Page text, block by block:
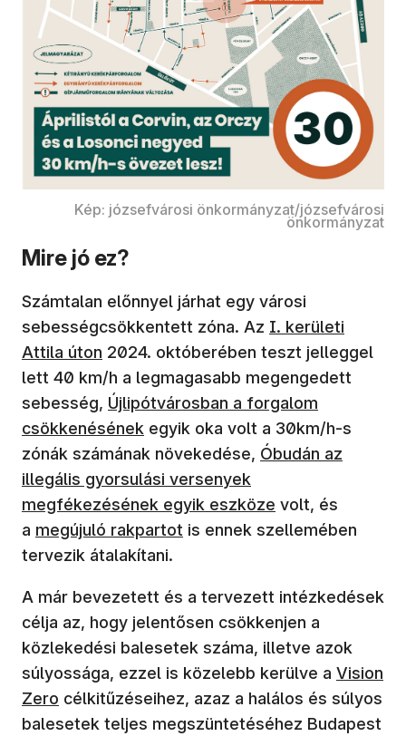
Kép: józsefvárosi önkormányzat/józsefvárosi
önkormányzat
Mire jó ez?
Számtalan előnnyel járhat egy városi
sebességcsökkentett zóna. Az I. kerületi
Attila úton 2024. októberében teszt jelleggel
lett 40 km/h a legmagasabb megengedett
sebesség, Újlipótvárosban a forgalom
csökkenésének egyik oka volt a 30km/h-s
zónák számának növekedése, Óbudán az
illegális gyorsulási versenyek
megfékezésének egyik eszköze volt, és
a megújuló rakpartot is ennek szellemében
tervezik átalakítani.
A már bevezetett és a tervezett intézkedések
célja az, hogy jelentősen csökkenjen a
közlekedési balesetek száma, illetve azok
súlyossága, ezzel is közelebb kerülve a Vision
Zero célkitűzéseihez, azaz a halálos és súlyos
balesetek teljes megszüntetéséhez Budapest